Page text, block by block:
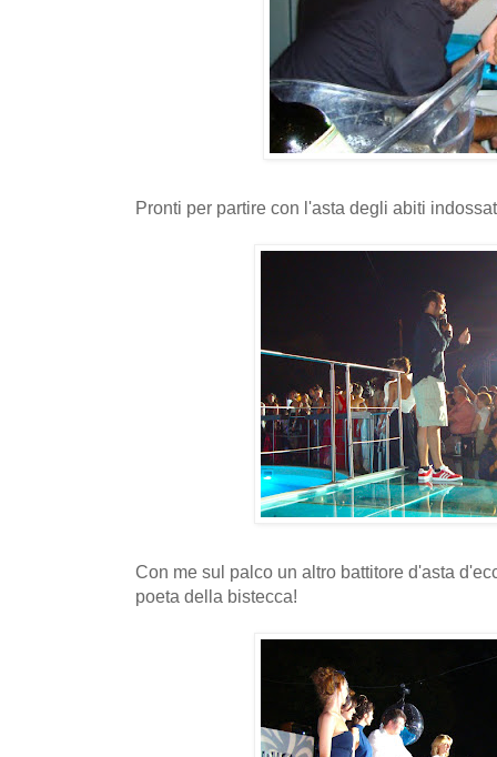
Pronti per partire con l'asta degli abiti
Con me sul palco un altro battitore d'asta
poeta della bistecca!